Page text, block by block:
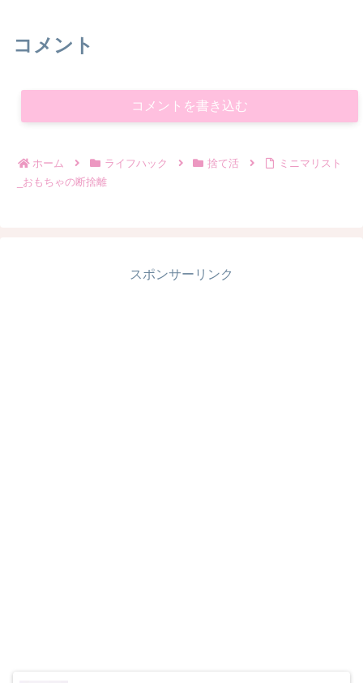
コメント
コメントを書き込む
ホーム ライフハック 捨て活
ミニマリスト
_おもちゃの断捨離
スポンサーリンク